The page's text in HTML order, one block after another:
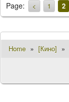
Page: < 1 2
Home » [Кино] »